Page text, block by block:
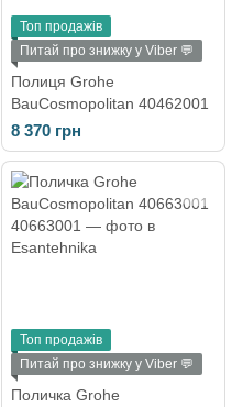
Топ продажів
Питай про знижку у Viber 💬
Полиця Grohe
BauCosmopolitan 40462001
8 370 грн
Топ продажів
Питай про знижку у Viber 💬
Поличка Grohe